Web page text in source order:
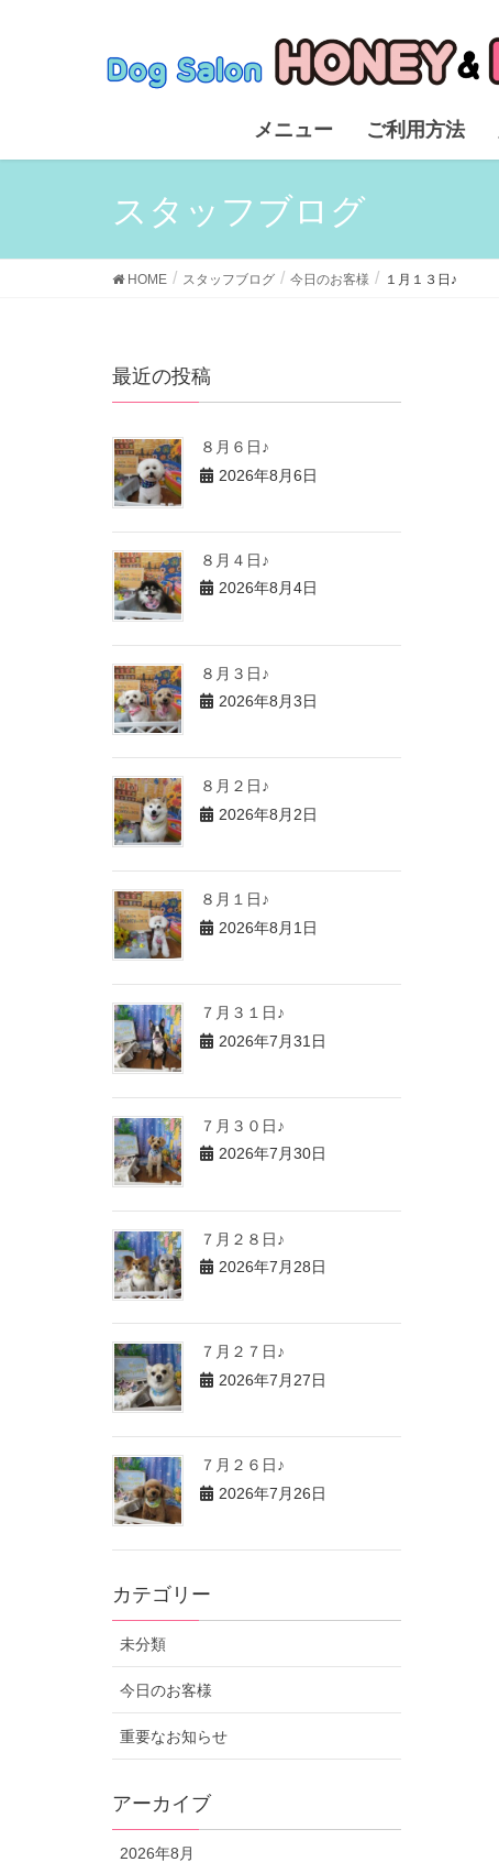
メニュー ご利用方法
スタッフブログ
HOME スタッフブログ 今日のお客様 １月１３日♪
最近の投稿
８月６日♪
2026年8月6日
８月４日♪
2026年8月4日
８月３日♪
2026年8月3日
８月２日♪
2026年8月2日
８月１日♪
2026年8月1日
７月３１日♪
2026年7月31日
７月３０日♪
2026年7月30日
７月２８日♪
2026年7月28日
７月２７日♪
2026年7月27日
７月２６日♪
2026年7月26日
カテゴリー
未分類
今日のお客様
重要なお知らせ
アーカイブ
2026年8月